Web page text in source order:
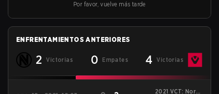
Por favor, vuelve más tarde
ENFRENTAMIENTOS ANTERIORES
2 Victorias 0 Empates 4 Victorias
2021 VCT: North